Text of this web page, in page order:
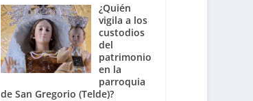
¿Quién
vigila a los
custodios
del
patrimonio
en la
parroquia
de San Gregorio (Telde)?